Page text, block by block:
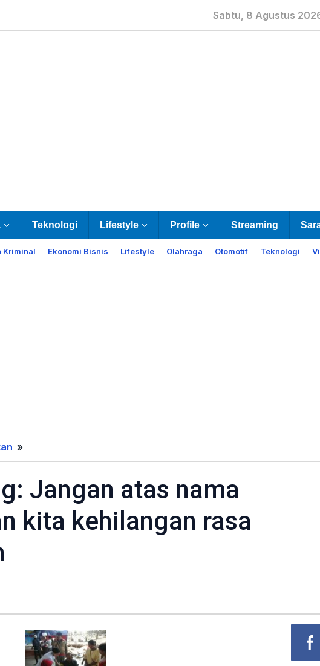
Sabtu, 8 Agustus
Teknologi Lifestyle Profile Streaming
Kriminal Ekonomi Bisnis Lifestyle Olahraga Otomotif Teknologi
»
Girsang:
Jangan
atas
nama
pembangunan
Jangan atas nama
kita kehilangan rasa